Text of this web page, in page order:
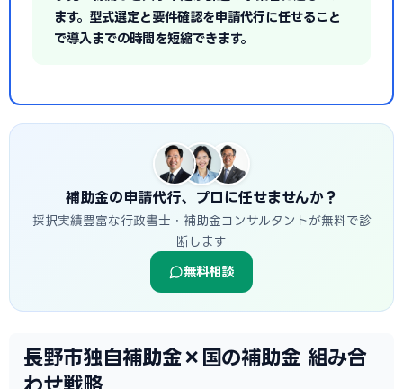
ます。型式選定と要件確認を申請代行に任せること
で導入までの時間を短縮できます。
補助金の申請代行、プロに任せませんか？
採択実績豊富な行政書士・補助金コンサルタントが無料で診
断します
無料相談
長野市独自補助金×国の補助金 組み合
わせ戦略